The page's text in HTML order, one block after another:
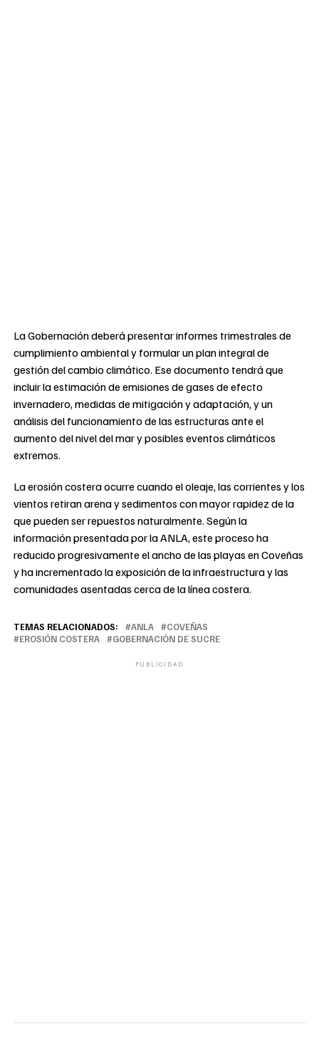
La Gobernación deberá presentar informes trimestrales de
cumplimiento ambiental y formular un plan integral de
gestión del cambio climático. Ese documento tendrá que
incluir la estimación de emisiones de gases de efecto
invernadero, medidas de mitigación y adaptación, y un
análisis del funcionamiento de las estructuras ante el
aumento del nivel del mar y posibles eventos climáticos
extremos.
La erosión costera ocurre cuando el oleaje, las corrientes y los
vientos retiran arena y sedimentos con mayor rapidez de la
que pueden ser repuestos naturalmente. Según la
información presentada por la ANLA, este proceso ha
reducido progresivamente el ancho de las playas en Coveñas
y ha incrementado la exposición de la infraestructura y las
comunidades asentadas cerca de la línea costera.
TEMAS RELACIONADOS: ANLA
COVEÑAS
EROSIÓN COSTERA
GOBERNACIÓN DE SUCRE
PUBLICIDAD